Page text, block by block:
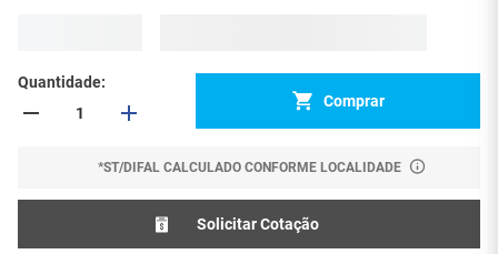
Quantidade
Comprar
*ST/DIFAL CALCULADO CONFORME LOCALIDADE
Solicitar Cotação